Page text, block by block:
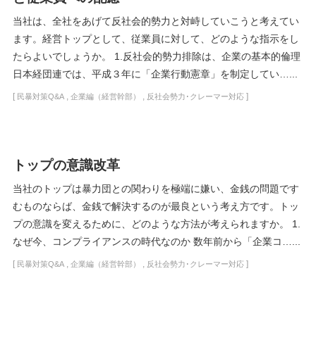
当社は、全社をあげて反社会的勢力と対峙していこうと考えてい
ます。経営トップとして、従業員に対して、どのような指示をし
たらよいでしょうか。 1.反社会的勢力排除は、企業の基本的倫理
日本経団連では、平成３年に「企業行動憲章」を制定してい…...
[ 民暴対策Q&A, 企業編（経営幹部） , 反社会勢力･クレーマー対応]
トップの意識改革
当社のトップは暴力団との関わりを極端に嫌い、金銭の問題です
むものならば、金銭で解決するのが最良という考え方です。トッ
プの意識を変えるために、どのような方法が考えられますか。 1.
なぜ今、コンプライアンスの時代なのか 数年前から「企業コ…...
[ 民暴対策Q&A, 企業編（経営幹部） , 反社会勢力･クレーマー対応]